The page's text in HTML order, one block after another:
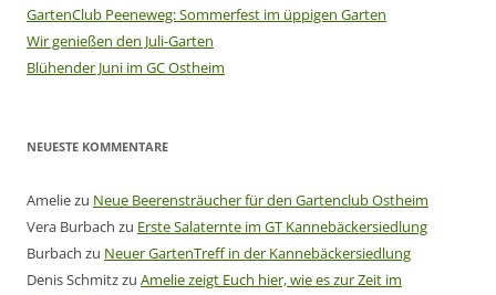
GartenClub Peeneweg: Sommerfest im üppigen Garten
Wir genießen den Juli-Garten
Blühender Juni im GC Ostheim
NEUESTE KOMMENTARE
Ameliezu Neue Beerensträucher für den Gartenclub Ostheim
Vera Burbach zu Erste Salaternte im GT Kannebäckersiedlung
Burbach zu Neuer GartenTreff in der Kannebäckersiedlung
Denis Schmitzzu Amelie zeigt Euch hier, wie es zur Zeit im